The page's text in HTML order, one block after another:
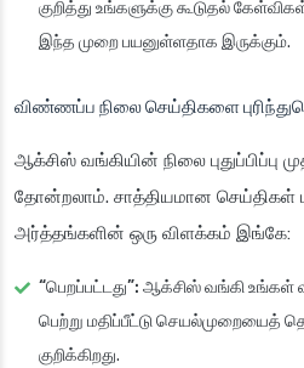
குறித்து உங்களுக்கு கூடுதல்
இந்த முறை பயனுள்ளதாக இருக்கும்.
விண்ணப்ப நிலை செய்திகளை
ஆக்சிஸ் வங்கியின் நிலை புதுப்பிப்பு
தோன்றலாம். சாத்தியமான செய்திகள்
அர்த்தங்களின் ஒரு விளக்கம் இங்கே:
“பெறப்பட்டது”: ஆக்சிஸ் வங்கி உங்கள்
பெற்று மதிப்பீட்டு செயல்முறையைத்
குறிக்கிறது.